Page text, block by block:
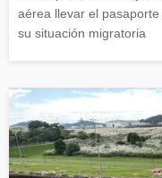
aérea llevar el
su situación migratoria